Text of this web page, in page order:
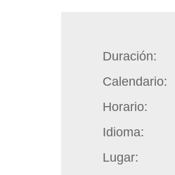
Duración
Calendario
Horario
Idioma
Lugar